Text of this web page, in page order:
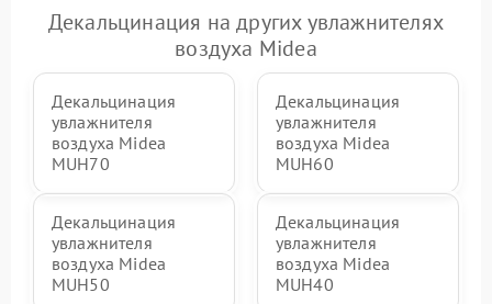
Декальцинация на других увлажнителях
воздуха Midea
Декальцинация
увлажнителя
воздуха Midea
MUH70
Декальцинация
увлажнителя
воздуха Midea
MUH60
Декальцинация
увлажнителя
воздуха Midea
MUH50
Декальцинация
увлажнителя
воздуха Midea
MUH40